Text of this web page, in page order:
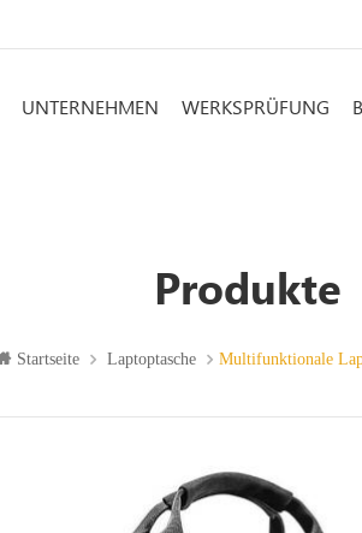
UNTERNEHMEN WERKSPRÜFUNG
Produkte
Startseite Laptoptasche Multifunktionale